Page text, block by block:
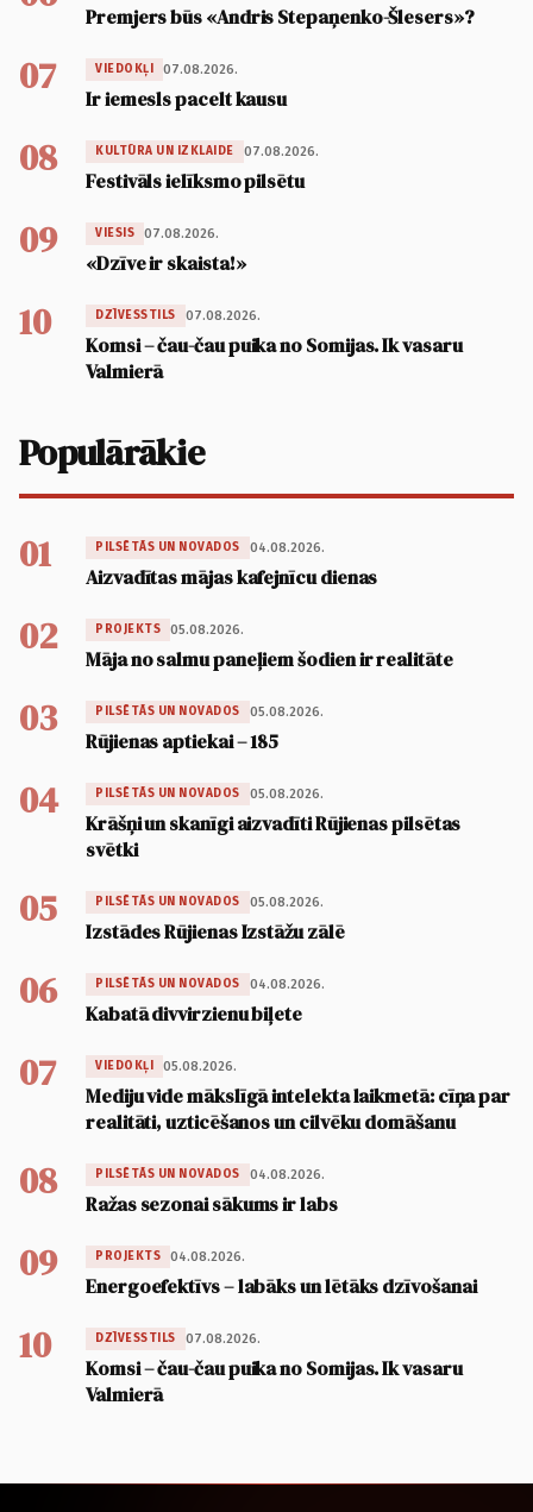
Premjers būs «Andris Stepaņenko-Šlesers»?
07 VIEDOKĻI 07.08.2026.
Ir iemesls pacelt kausu
08 KULTŪRA UN IZKLAIDE 07.08.2026.
Festivāls ielīksmo pilsētu
09 VIESIS 07.08.2026.
«Dzīve ir skaista!»
10 DZĪVESSTILS 07.08.2026.
Komsi – čau-čau puika no Somijas. Ik vasaru
Valmierā
Populārākie
01 PILSĒTĀS UN NOVADOS 04.08.2026.
Aizvadītas mājas kafejnīcu dienas
02 PROJEKTS 05.08.2026.
Māja no salmu paneļiem šodien ir realitāte
03 PILSĒTĀS UN NOVADOS 05.08.2026.
Rūjienas aptiekai – 185
04 PILSĒTĀS UN NOVADOS 05.08.2026.
Krāšņi un skanīgi aizvadīti Rūjienas pilsētas
svētki
05 PILSĒTĀS UN NOVADOS 05.08.2026.
Izstādes Rūjienas Izstāžu zālē
06 PILSĒTĀS UN NOVADOS 04.08.2026.
Kabatā divvirzienu biļete
07 VIEDOKĻI 05.08.2026.
Mediju vide mākslīgā intelekta laikmetā: cīņa par
realitāti, uzticēšanos un cilvēku domāšanu
08 PILSĒTĀS UN NOVADOS 04.08.2026.
Ražas sezonai sākums ir labs
09 PROJEKTS 04.08.2026.
Energoefektīvs – labāks un lētāks dzīvošanai
10 DZĪVESSTILS 07.08.2026.
Komsi – čau-čau puika no Somijas. Ik vasaru
Valmierā